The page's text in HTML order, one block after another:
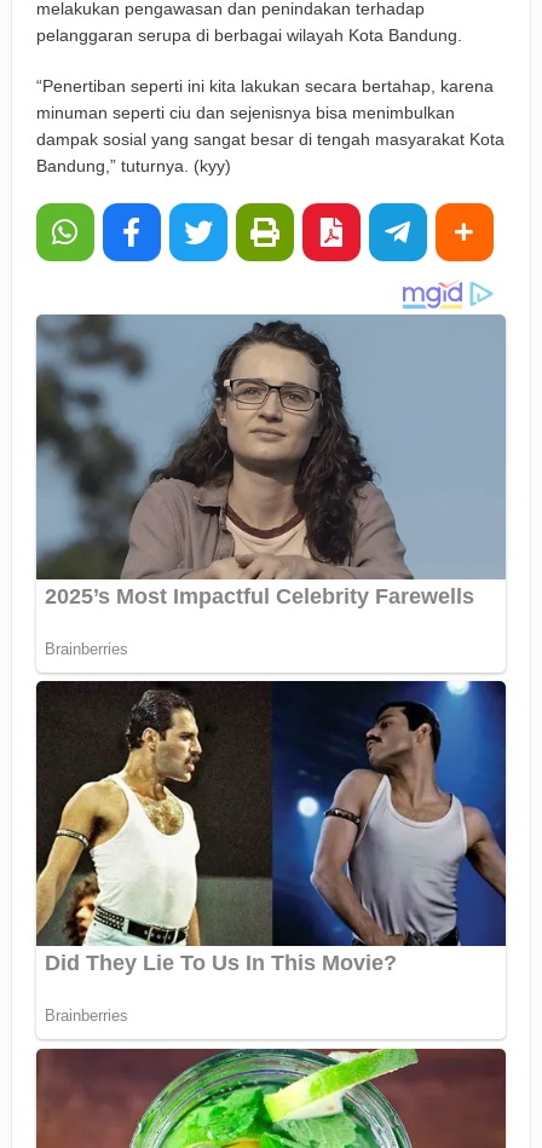
melakukan pengawasan dan penindakan terhadap
pelanggaran serupa di berbagai wilayah Kota Bandung.
“Penertiban seperti ini kita lakukan secara bertahap, karena
minuman seperti ciu dan sejenisnya bisa menimbulkan
dampak sosial yang sangat besar di tengah masyarakat Kota
Bandung,” tuturnya. (kyy)